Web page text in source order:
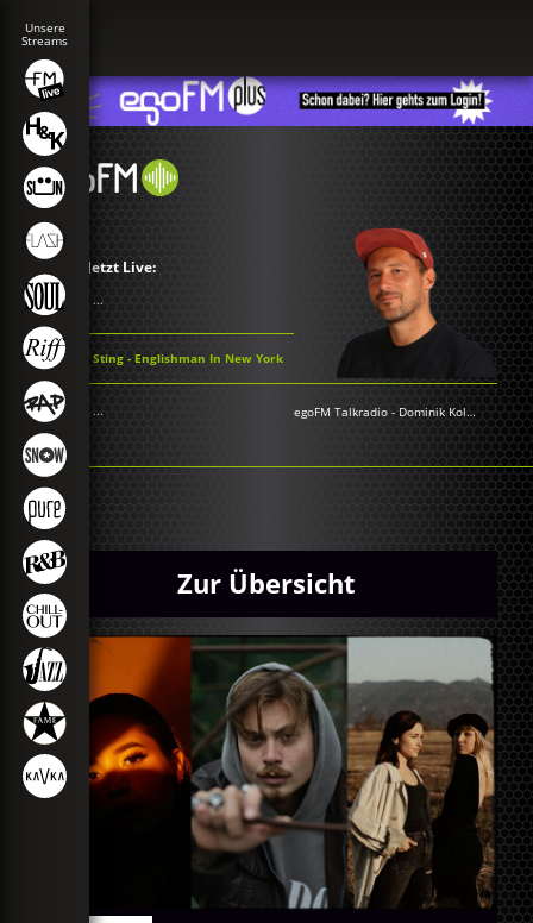
Jetzt Live:
...
Sting - Englishman In New York
... egoFM Talkradio - Dominik Kollmann
Zur Übersicht